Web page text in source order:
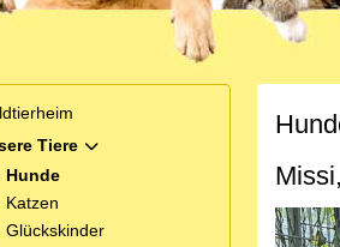
Tiere
Hunde
Katzen
Glückskinder